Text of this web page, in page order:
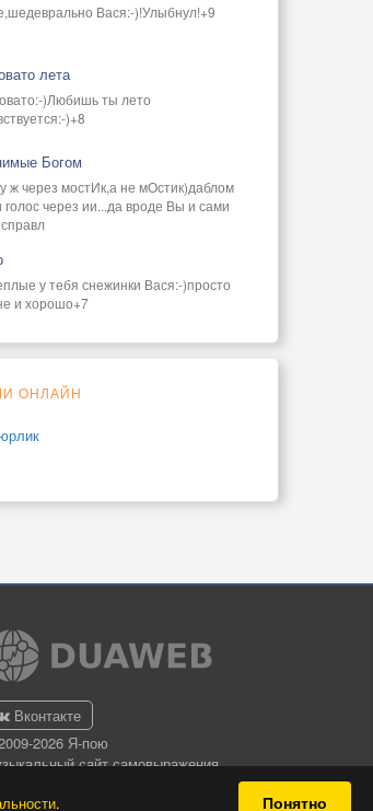
. Понятно
Вася:-)!Улыбнул!+9
лета
)Любишь ты лето
)+8
Богом
ж через мостИк,а не мОстик)даблом
голос через ии...да вроде Вы и сами
у тебя снежинки Вася:-)просто
и хорошо+7
ОНЛАЙН
Вконтакте
2026 Я-пою
сайт самовыражения